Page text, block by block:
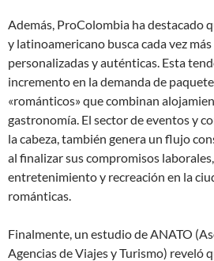
Además, ProColombia ha destacado
y latinoamericano busca cada vez
personalizadas y auténticas. Esta
incremento en la demanda de
«románticos» que combinan
gastronomía. El sector de eventos y
la cabeza, también genera un flujo
al finalizar sus compromisos
entretenimiento y recreación en la
románticas.
Finalmente, un estudio de ANATO
Agencias de Viajes y Turismo) reveló